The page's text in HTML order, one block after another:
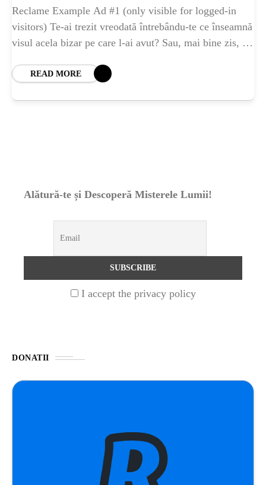
Reclame Example Ad #1 (only visible for logged-in
visitors) Te-ai trezit vreodată întrebându-te ce înseamnă
visul acela bizar pe care l-ai avut? Sau, mai bine zis, de
READ MORE
Alătură-te și Descoperă Misterele Lumii!
I accept the privacy policy
DONATII
OAMENI
INSTALEAZ
A
Barajul Trei Defileuri a Încetinit Rotația
Pământului: Mit sau Realitate?
BLOG 2 years ago
Espressor paduri Senseo blocat?Afla cum îl